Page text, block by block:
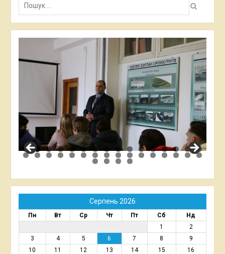
Серпень 2026
Пн Вт Ср Чт Пт Сб
Нд
1
2
3
4 5 6 7 8
9
10
11 12 13 14 15 16